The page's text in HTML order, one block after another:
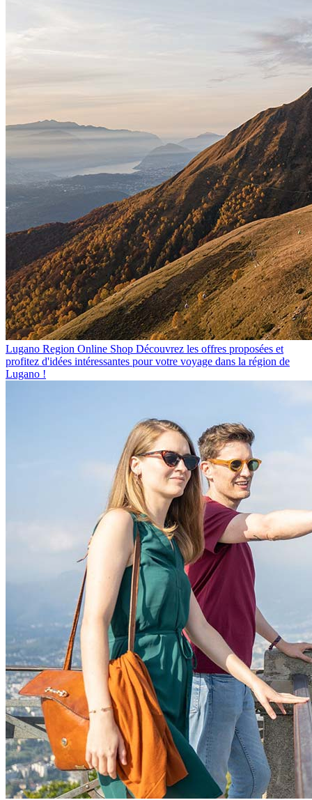
Lugano Region Online Shop Découvrez les offres proposées et
profitez d'idées intéressantes pour votre voyage dans la région de
Lugano !